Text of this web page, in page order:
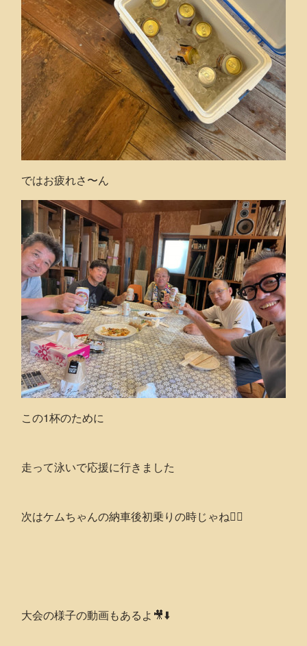
ではお疲れさ〜ん
この1杯のために
走って泳いで応援に行きました
次はケムちゃんの納車後初乗りの時じゃね🚴‍♂️
大会の様子の動画もあるよ🎥⬇️